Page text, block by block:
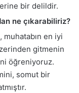
bir delildir.
ne çıkarabiliriz?
en iyi
gitmenin
öğreniyoruz.
somut bir